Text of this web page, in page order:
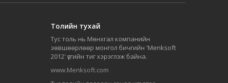
Толийн тухай
Тус толь нь Мөнхгал компанийн
зөвшөөрлөөр монгол бичгийн 'Menksoft
2012' үсгийн тиг хэрэглэж байна.
www.Menksoft.com